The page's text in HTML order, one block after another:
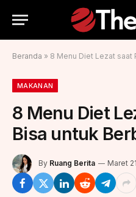
Beranda » 8 Menu Diet Lezat saat
MAKANAN
8 Menu Diet
Bisa untuk
By Ruang Berita Maret